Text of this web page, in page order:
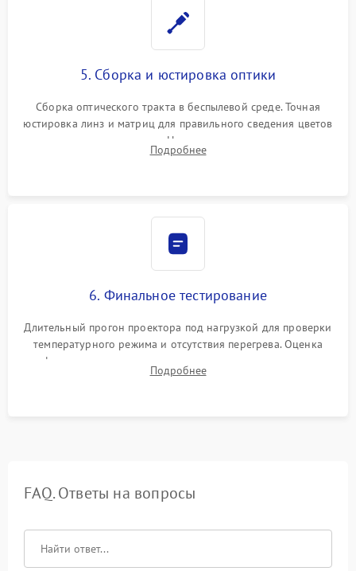
5. Сборка и юстировка оптики
Сборка оптического тракта в беспылевой среде. Точная
юстировка линз и матриц для правильного сведения цветов
и устранения размытия. Надежное подключение всех
шлейфов, установка датчиков и закрытие корпуса
Подробнее
6. Финальное тестирование
Длительный прогон проектора под нагрузкой для проверки
температурного режима и отсутствия перегрева. Оценка
фокуса, контрастности и цветопередачи на тестовых
таблицах. Проверка работы всех видеовходов и кнопок
Подробнее
FAQ. Ответы на вопросы